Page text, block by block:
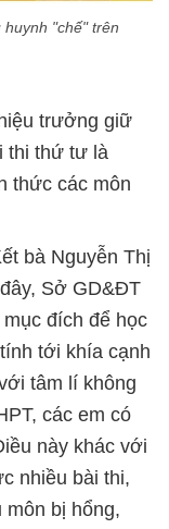
"chế" trên
trưởng giữ
thi thứ tư là
thức các môn
bà Nguyễn Thị
Sở GD&ĐT
đích để học
tới khía cạnh
tâm lí không
các em có
này khác với
nhiều bài thi,
môn bị hổng,